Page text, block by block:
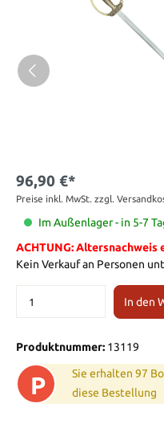
96,90 €*
Preise inkl. MwSt. zzgl.
Im Außenlager - in 5-7
ACHTUNG:
Kein Verkauf an Personen
In den
Produktnummer: 13119
P
Sie erhalten 97
diese Bestellung